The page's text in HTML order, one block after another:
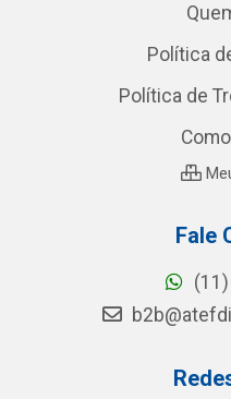
Política
Política de
Fale